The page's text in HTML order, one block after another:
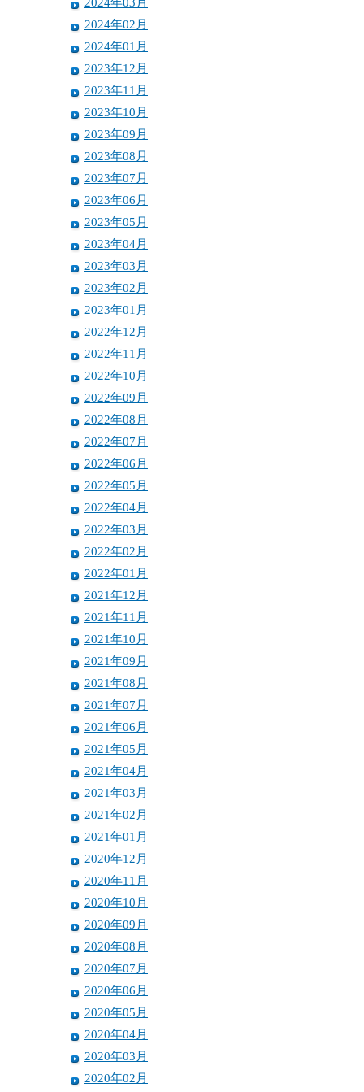
2024年02月
2024年01月
2023年12月
2023年11月
2023年10月
2023年09月
2023年08月
2023年07月
2023年06月
2023年05月
2023年04月
2023年03月
2023年02月
2023年01月
2022年12月
2022年11月
2022年10月
2022年09月
2022年08月
2022年07月
2022年06月
2022年05月
2022年04月
2022年03月
2022年02月
2022年01月
2021年12月
2021年11月
2021年10月
2021年09月
2021年08月
2021年07月
2021年06月
2021年05月
2021年04月
2021年03月
2021年02月
2021年01月
2020年12月
2020年11月
2020年10月
2020年09月
2020年08月
2020年07月
2020年06月
2020年05月
2020年04月
2020年03月
2020年02月